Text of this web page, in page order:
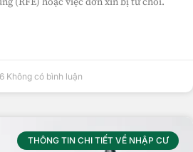
Không có bình luận
THÔNG TIN CHI TIẾT VỀ NHẬP CƯ